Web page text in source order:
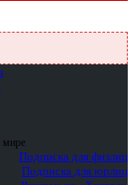
мире
Подписка для физлиц
Подписка для юрлиц